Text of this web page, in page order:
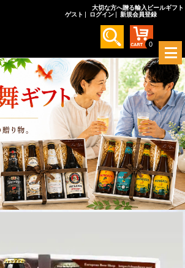
大切な方へ贈る輸入ビールギフト
ゲスト
ログイン 新規会員登録
0
メ
ニ
ュ
ー
を
開
く